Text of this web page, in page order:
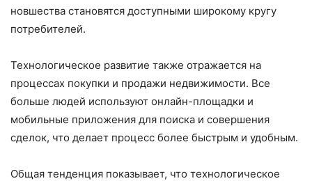
новшества становятся доступными широкому кругу
потребителей.
Технологическое развитие также отражается на
процессах покупки и продажи недвижимости. Все
больше людей используют онлайн-площадки и
мобильные приложения для поиска и совершения
сделок, что делает процесс более быстрым и удобным.
Общая тенденция показывает, что технологическое